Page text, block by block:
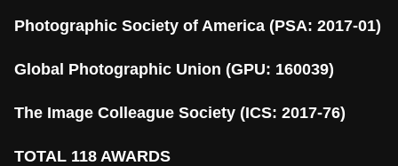
Photographic Society of America (PSA: 2017-01)
Global Photographic Union (GPU: 160039)
The Image Colleague Society (ICS: 2017-76)
TOTAL 118 AWARDS